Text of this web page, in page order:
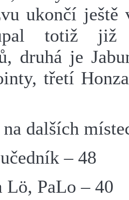
ukončí ještě
totiž
druhá je
třetí
dalších
– 48
Lö, PaLo – 40